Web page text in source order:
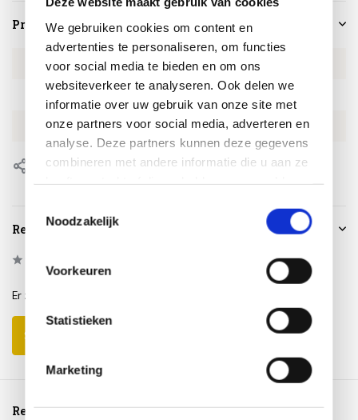
We gebruiken cookies om content en
advertenties te personaliseren, om functies
voor social media te bieden en om ons
websiteverkeer te analyseren. Ook delen we
informatie over uw gebruik van onze site met
onze partners voor social media, adverteren en
analyse. Deze partners kunnen deze gegevens
combineren met andere informatie die u aan ze
Noodzakelijk
Voorkeuren
Statistieken
Marketing
Productspecificaties
Artikelnummer PL154188337
PL154188337
EAN 8720848322189
Delen
Reviews
Er zijn nog geen reviews geschreven over dit product..
Schrijf je eigen review
Reeds bekeken